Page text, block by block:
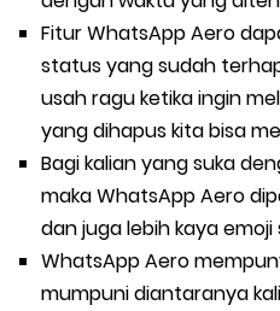
Fitur WhatsApp Aero
status yang sudah
usah ragu ketika ingin
yang dihapus kita bisa
Bagi kalian yang suka
maka WhatsApp Aero
dan juga lebih kaya
WhatsApp Aero
mumpuni diantaranya